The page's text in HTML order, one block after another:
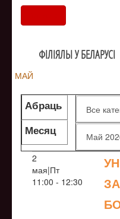
ФIЛIЯЛЫ У БЕЛАРУСI
МАЙ
Абраць
жанр
Месяц
2
мая|Пт
11:00 - 12:30